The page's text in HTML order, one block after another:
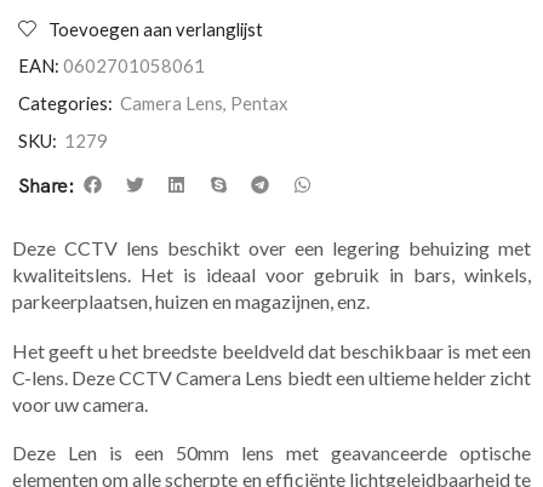
Toevoegen aan verlanglijst
EAN: 0602701058061
Categories: Camera Lens, Pentax
SKU: 1279
Share:
Deze CCTV lens beschikt over een legering behuizing met
kwaliteitslens. Het is ideaal voor gebruik in bars, winkels,
parkeerplaatsen, huizen en magazijnen, enz.
Het geeft u het breedste beeldveld dat beschikbaar is met een
C-lens. Deze CCTV Camera Lens biedt een ultieme helder zicht
voor uw camera.
Deze Len is een 50mm lens met geavanceerde optische
elementen om alle scherpte en efficiënte lichtgeleidbaarheid te